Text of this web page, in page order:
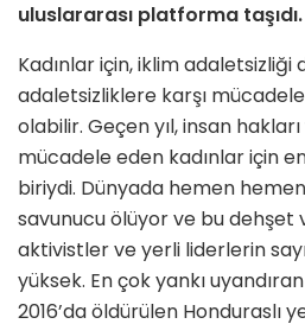
uluslararası platforma taşıdı.
Kadınlar için, iklim adaletsizliği
adaletsizliklere karşı
olabilir. Geçen yıl, insan
mücadele eden kadınlar için
biriydi. Dünyada hemen
savunucu ölüyor ve bu dehşet
aktivistler ve yerli liderlerin
yüksek. En çok yankı
2016’da öldürülen Honduraslı